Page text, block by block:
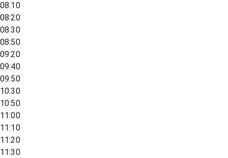
08:10
08:20
08:30
08:50
09:20
09:40
09:50
10:30
10:50
11:00
11:10
11:20
11:30